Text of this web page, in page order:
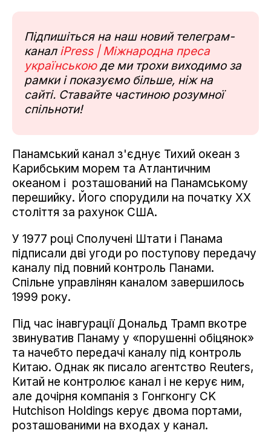
Підпишіться на наш новий телеграм-
канал iPress | Міжнародна преса
українськоюде ми трохи виходимо за
рамки і показуємо більше, ніж на
сайті. Ставайте частиною розумної
спільноти!
Панамський канал з'єднує Тихий океан з
Карибським морем та Атлантичним
океаном і розташований на Панамському
перешийку. Його спорудили на початку ХХ
століття за рахунок США.
У 1977 році Сполучені Штати і Панама
підписали дві угоди ро поступову передачу
каналу під повний контроль Панами.
Спільне управлінян каналом завершилось
1999 року.
Під час інавгурації Дональд Трамп вкотре
звинуватив Панаму у «порушенні обіцянок»
та начебто передачі каналу під контроль
Китаю. Однак як писало агентство Reuters,
Китай не контролює канал і не керує ним,
але дочірня компанія з Гонгконгу CK
Hutchison Holdings керує двома портами,
розташованими на входах у канал.